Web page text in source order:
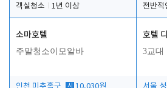
객실청소
1년 이상
소마호텔
주말청소이모알바
시
호텔
3교대